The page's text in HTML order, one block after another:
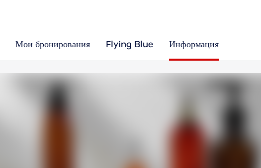
Мои бронирования Flying Blue Информация